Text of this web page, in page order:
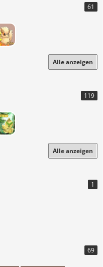
61
Alle anzeigen
119
Alle anzeigen
1
69